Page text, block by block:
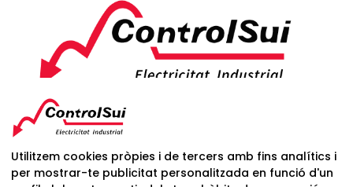
C/ Dr Barraquer, 32 Cntd C/Llinars, 240
08440 Cardedeu
BCN
Utilitzem cookies pròpies i de tercers amb fins analítics i
per mostrar-te publicitat personalitzada en funció d'un